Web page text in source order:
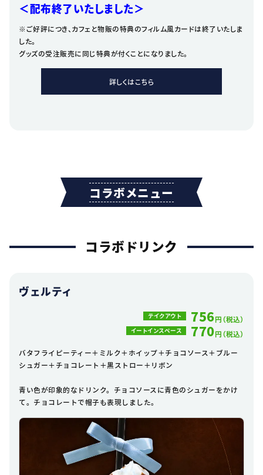
＜配布終了いたしました＞
※ご好評につき、カフェと物販の特典のフィルム風カードは終了いたしま
した。
グッズの受注販売に同じ特典が付くことになりました。
詳しくはこちら
コラボメニュー
コラボドリンク
ヴェルティ
テイクアウト 756円（税込）
イートインスペース 770円（税込）
バタフライピーティー＋ミルク＋ホイップ＋チョコソース＋ブルー
シュガー＋チョコレート＋黒ストロー＋リボン
青い色が印象的なドリンク。チョコソースに青色のシュガーをかけ
て。チョコレートで帽子も表現しました。